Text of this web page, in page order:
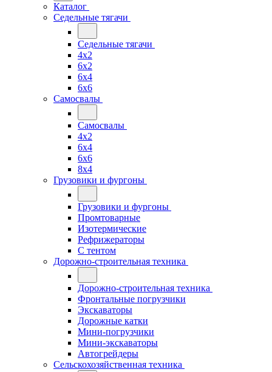
Каталог
Седельные тягачи
Седельные тягачи
4x2
6x2
6x4
6x6
Самосвалы
Самосвалы
4x2
6x4
6x6
8x4
Грузовики и фургоны
Грузовики и фургоны
Промтоварные
Изотермические
Рефрижераторы
С тентом
Дорожно-строительная техника
Дорожно-строительная техника
Фронтальные погрузчики
Экскаваторы
Дорожные катки
Мини-погрузчики
Мини-экскаваторы
Автогрейдеры
Сельскохозяйственная техника